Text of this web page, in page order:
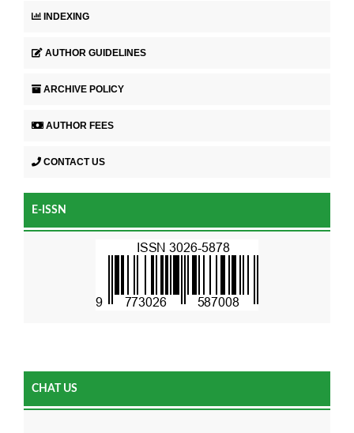
INDEXING
AUTHOR GUIDELINES
ARCHIVE POLICY
AUTHOR FEES
CONTACT US
E-ISSN
CHAT US